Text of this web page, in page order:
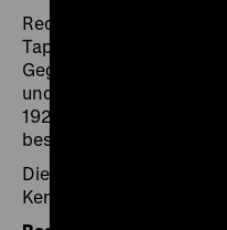
Recherchierbar sind
Tapisserien und andere
Gegenstände, die
und Stellvertreter von
1920er Jahre bis 1945
beschlagnahmtem Besitz
Die Einträge in der
Kenntnisstand bei